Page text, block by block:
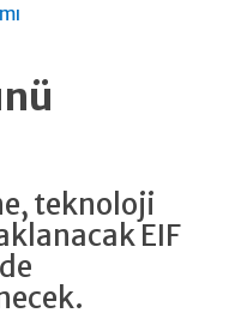
teknoloji
EIF